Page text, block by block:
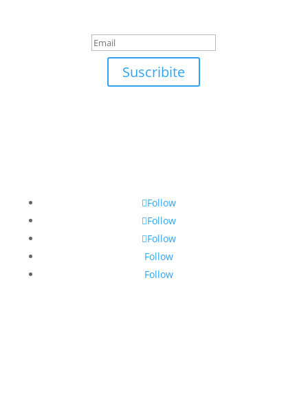
Suscribite
Follow
Follow
Follow
Follow
Follow